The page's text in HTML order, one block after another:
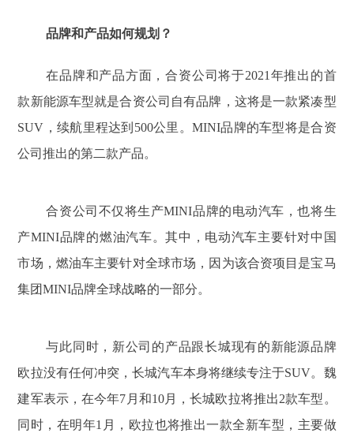
品牌和产品如何规划？
在品牌和产品方面，合资公司将于2021年推出的首
款新能源车型就是合资公司自有品牌，这将是一款紧凑型
SUV，续航里程达到500公里。MINI品牌的车型将是合资
公司推出的第二款产品。
合资公司不仅将生产MINI品牌的电动汽车，也将生
产MINI品牌的燃油汽车。其中，电动汽车主要针对中国
市场，燃油车主要针对全球市场，因为该合资项目是宝马
集团MINI品牌全球战略的一部分。
与此同时，新公司的产品跟长城现有的新能源品牌
欧拉没有任何冲突，长城汽车本身将继续专注于SUV。魏
建军表示，在今年7月和10月，长城欧拉将推出2款车型。
同时，在明年1月，欧拉也将推出一款全新车型，主要做